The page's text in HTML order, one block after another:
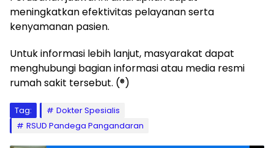
meningkatkan efektivitas pelayanan serta
kenyamanan pasien.
Untuk informasi lebih lanjut, masyarakat dapat
menghubungi bagian informasi atau media resmi
rumah sakit tersebut. (®)
Tag:
Dokter Spesialis
RSUD Pandega Pangandaran